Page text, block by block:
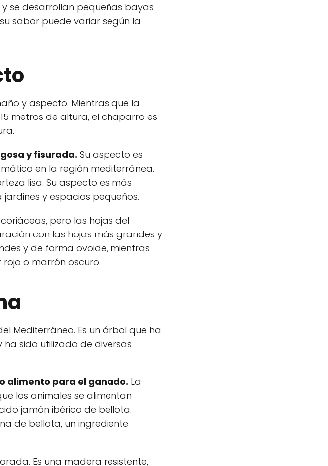
y se desarrollan pequeñas bayas
sabor puede variar según la
y aspecto. Mientras que la
metros de altura, el chaparro es
y fisurada. Su aspecto es
en la región mediterránea.
lisa. Su aspecto es más
y espacios pequeños.
pero las hojas del
con las hojas más grandes y
y de forma ovoide, mientras
o marrón oscuro.
Mediterráneo. Es un árbol que ha
sido utilizado de diversas
alimento para el ganado. La
los animales se alimentan
jamón ibérico de bellota.
de bellota, un ingrediente
Es una madera resistente,